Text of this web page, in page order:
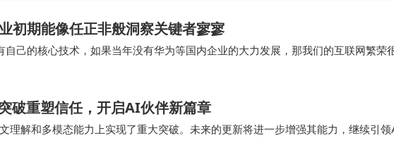
装置艺术成为焦点。这些悬浮的智能场景符号通过聚合、分离、重组的动
理念。当观众步入装置内部，被重新组织的日常能量令人震撼——这恰
稳定技术底座托举无限创意可能，让每个设计者都能书写属于自己的未来
晓，这场盛典完成对智能家居产业进化史的精彩注脚。从单点智能到全
初期能像任正非般洞察关键者寥寥
己的核心技术，如果当年没有华为等国内企业的大力发展，那我们的互联网繁荣
。 要知道商业世界的本质规律是等价交换，你要赚钱就需要为客户创造价…
破重塑信任，开启AI伙伴新篇章
理解和多模态能力上实现了重大突破。未来的更新将进一步增强其能力，继续引领
总之，ChatGPT 5.2不仅在技术上实现了突破…